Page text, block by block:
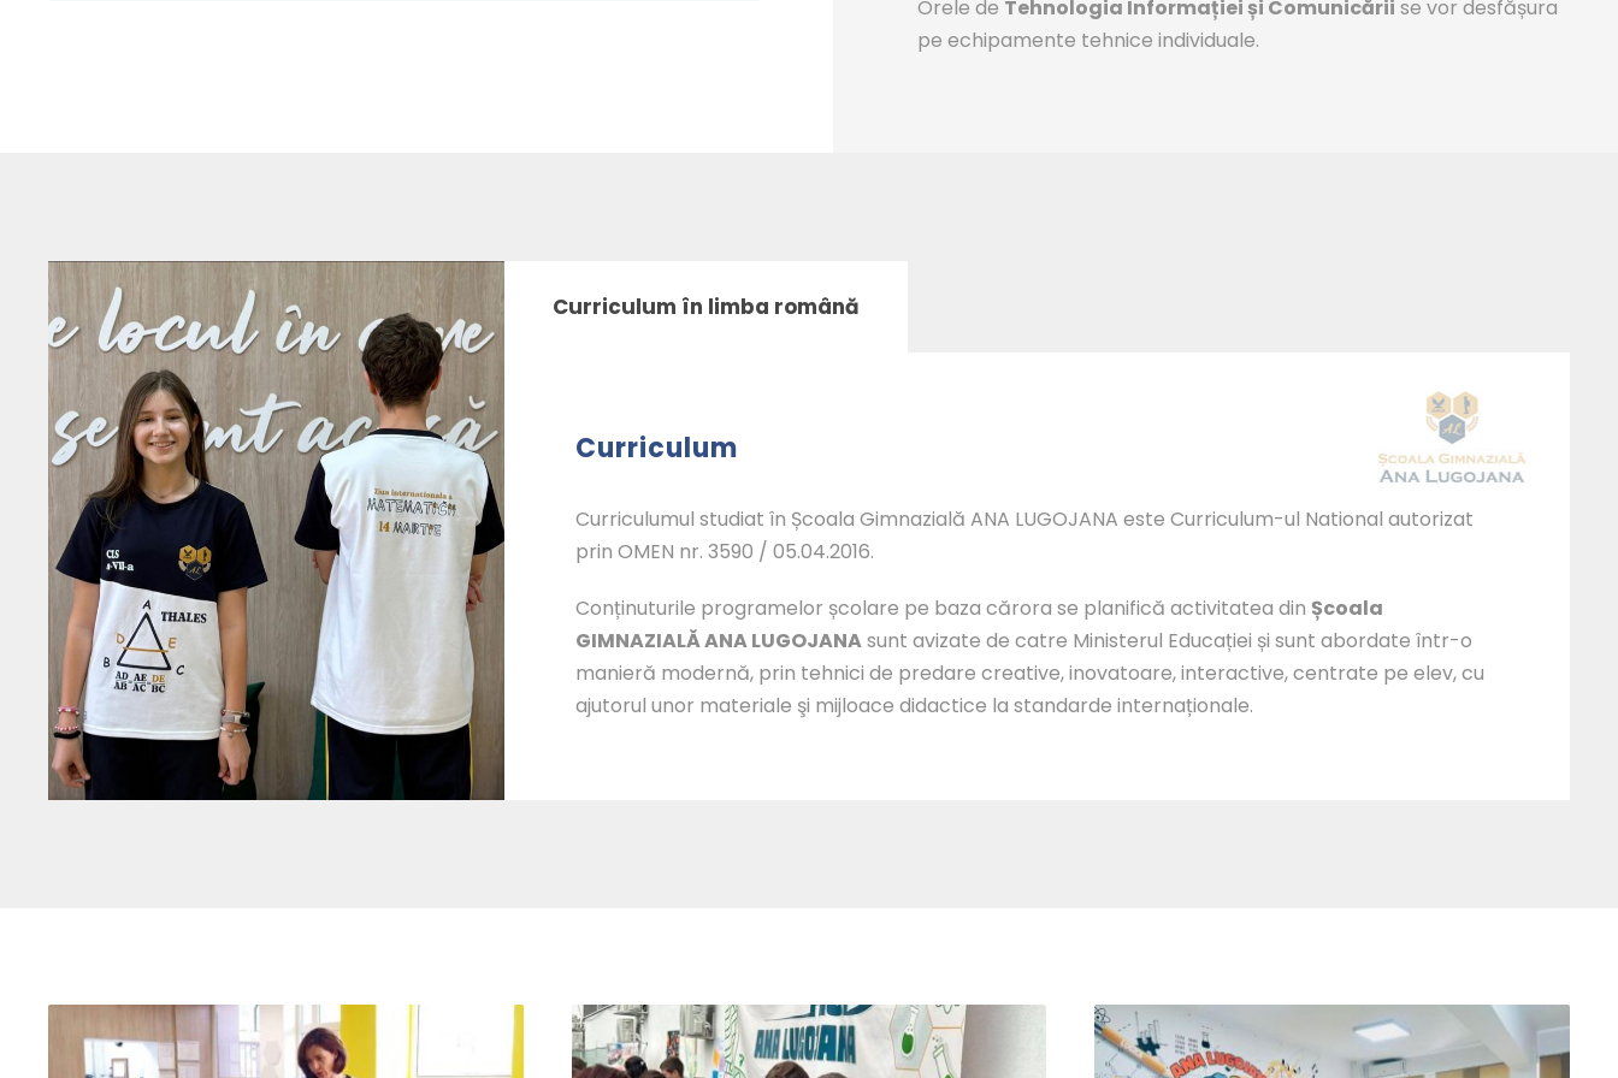
Orele de Tehnologia Informației și Comunicării se vor desfășura
pe echipamente tehnice individuale.
Curriculum în limba română
Curriculum
Curriculumul studiat în Școala Gimnazială ANA LUGOJANA este Curriculum-ul National autorizat
prin OMEN nr. 3590 / 05.04.2016.
Conținuturile programelor școlare pe baza cărora se planifică activitatea dinȘcoala
GIMNAZIALĂ ANA LUGOJANAsunt avizate de catre Ministerul Educației și sunt abordate într-o
manieră modernă, prin tehnici de predare creative, inovatoare, interactive, centrate pe elev, cu
ajutorul unor materiale şi mijloace didactice la standarde internaționale.